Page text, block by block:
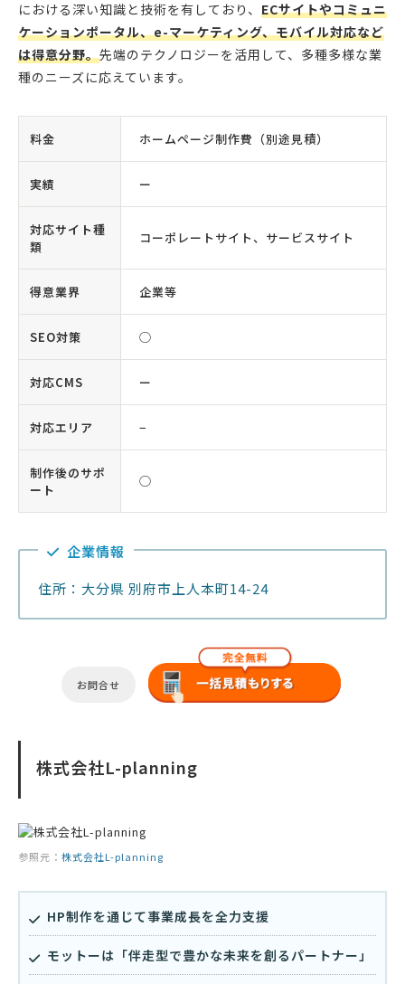
における深い知識と技術を有しており、 ECサイトやコミュニ
ケーションポータル、e-マーケティング、モバイル対応など
は得意分野。先端のテクノロジーを活用して、多種多様な業
種のニーズに応えています。
料金 ホームページ制作費（別途見積）
実績 ー
対応サイト種
類
コーポレートサイト、サービスサイト
得意業界 企業等
SEO対策 ◯
対応CMS ー
対応エリア −
制作後のサポ
ート
◯
企業情報
住所：大分県 別府市上人本町14-24
お問合せ
株式会社L-planning
参照元： 株式会社L-planning
HP制作を通じて事業成長を全力支援
モットーは「伴走型で豊かな未来を創るパートナー」